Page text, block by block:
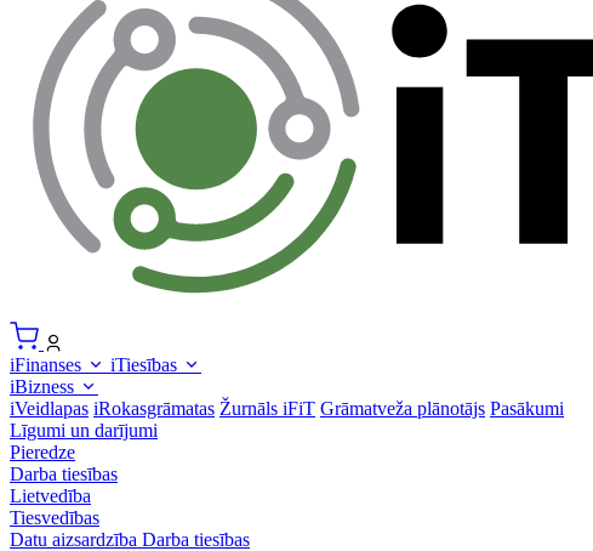
iFinanses
iTiesības
iBizness
iVeidlapas iRokasgrāmatas Žurnāls iFiT Grāmatveža plānotājs Pasākumi
Līgumi un darījumi
Pieredze
Darba tiesības
Lietvedība
Tiesvedības
Datu aizsardzība Darba tiesības